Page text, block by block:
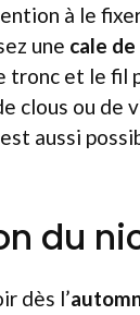
à le
une cale
tronc et le fil
clous ou de
aussi
du
dès l’